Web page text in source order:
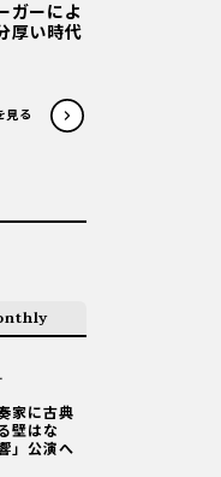
ガーによ
厚い時代
見る
家に古典
壁はな
」公演へ